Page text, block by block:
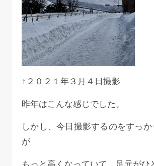
↑２０２１年３月４日撮影
昨年はこんな感じでした。
しかし、今日撮影するのをすっ
が